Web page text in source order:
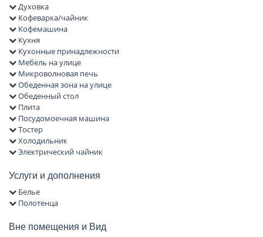
Духовка
Кофеварка/чайник
Кофемашина
Кухня
Кухонные принадлежности
Мебель на улице
Микроволновая печь
Обеденная зона на улице
Обеденный стол
Плита
Посудомоечная машина
Тостер
Холодильник
Электрический чайник
Услуги и дополнения
Белье
Полотенца
Вне помещения и Вид